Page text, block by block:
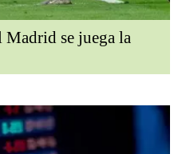
Madrid se juega la